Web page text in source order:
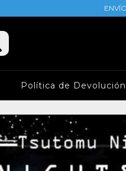
Política de Devolución